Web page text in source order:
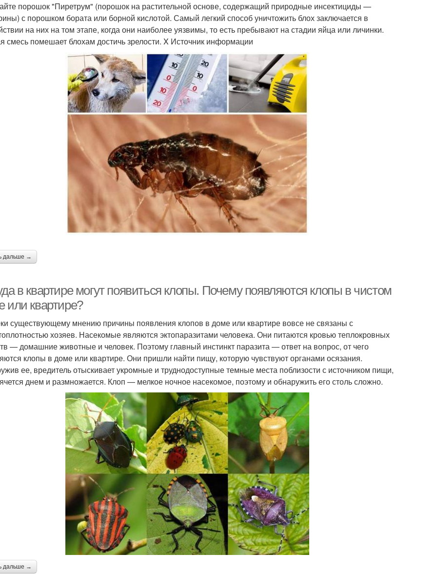
порошок "Пиретрум" (порошок на растительной основе, содержащий природные инсектициды —
с порошком бората или борной кислотой. Самый легкий способ уничтожить блох заключается в
на них на том этапе, когда они наиболее уязвимы, то есть пребывают на стадии яйца или личинки.
смесь помешает блохам достичь зрелости. X Источник информации
дальше →
в квартире могут появиться клопы. Почему появляются клопы в чистом
или квартире?
существующему мнению причины появления клопов в доме или квартире вовсе не связаны с
хозяев. Насекомые являются эктопаразитами человека. Они питаются кровью теплокровных
— домашние животные и человек. Поэтому главный инстинкт паразита — ответ на вопрос, от чего
клопы в доме или квартире. Они пришли найти пищу, которую чувствуют органами осязания.
ее, вредитель отыскивает укромные и труднодоступные темные места поблизости с источником пищи,
днем и размножается. Клоп — мелкое ночное насекомое, поэтому и обнаружить его столь сложно.
дальше →